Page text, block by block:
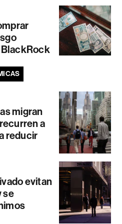
migran
a
reducir
evitan
se